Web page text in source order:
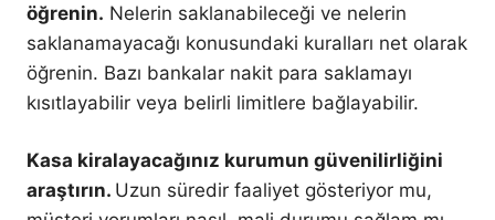
öğrenin. Nelerin saklanabileceği ve nelerin
saklanamayacağı konusundaki kuralları net olarak
öğrenin. Bazı bankalar nakit para saklamayı
kısıtlayabilir veya belirli limitlere bağlayabilir.
Kasa kiralayacağınız kurumun güvenilirliğini
araştırın. Uzun süredir faaliyet gösteriyor mu,